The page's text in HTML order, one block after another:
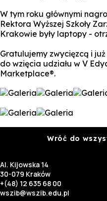
W tym roku głównymi
Rektora Wyższej Szkoły
Krakowie były laptopy -
Gratulujemy zwycięzcą i
do wzięcia udziału w V
Marketplace®.
Wróć do
Al. Kijowska 14
30-079 Kraków
+(48) 12 635 68 00
wszib@wszib.edu.pl